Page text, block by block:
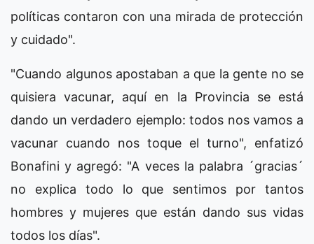
políticas contaron con una mirada de protección
y cuidado".
"Cuando algunos apostaban a que la gente no se
quisiera vacunar, aquí en la Provincia se está
dando un verdadero ejemplo: todos nos vamos a
vacunar cuando nos toque el turno", enfatizó
Bonafini y agregó: "A veces la palabra ´gracias´
no explica todo lo que sentimos por tantos
hombres y mujeres que están dando sus vidas
todos los días".